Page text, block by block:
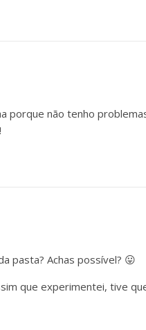
porque não tenho
pasta? Achas possível? 😛
que experimentei, tive